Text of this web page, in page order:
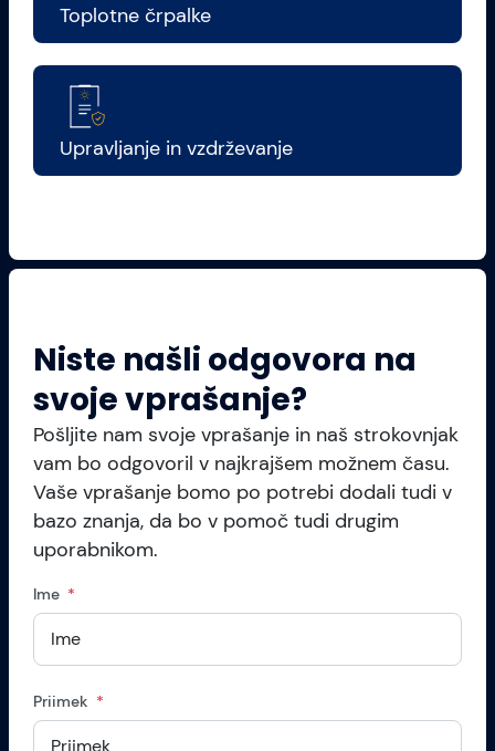
Toplotne črpalke
Upravljanje in vzdrževanje
Niste našli odgovora na
svoje vprašanje?
Pošljite nam svoje vprašanje in naš strokovnjak
vam bo odgovoril v najkrajšem možnem času.
Vaše vprašanje bomo po potrebi dodali tudi v
bazo znanja, da bo v pomoč tudi drugim
uporabnikom.
Ime
Priimek